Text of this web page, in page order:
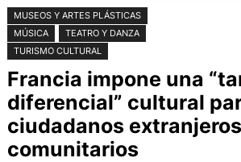
MUSEOS Y ARTES PLÁSTICAS
MÚSICA
TEATRO Y DANZA
TURISMO CULTURAL
Francia impone una
diferencial” cultural
ciudadanos
comunitarios